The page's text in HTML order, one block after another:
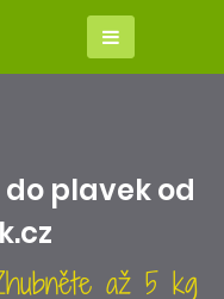
do plavek od
až 5 kg